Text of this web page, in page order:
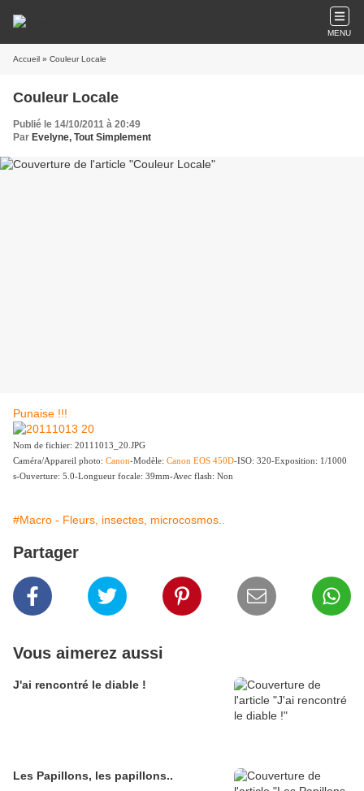
MENU
Accueil » Couleur Locale
Couleur Locale
Publié le 14/10/2011 à 20:49
Par Evelyne, Tout Simplement
Punaise !!!
Nom de fichier: 20111013_20.JPG
Caméra/Appareil photo: Canon-Modèle: Canon EOS 450D-ISO: 320-Exposition: 1/1000
s-Ouverture: 5.0-Longueur focale: 39mm-Avec flash: Non
#Macro - Fleurs, insectes, microcosmos..
Partager
Vous aimerez aussi
J'ai rencontré le diable !
Les Papillons, les papillons..